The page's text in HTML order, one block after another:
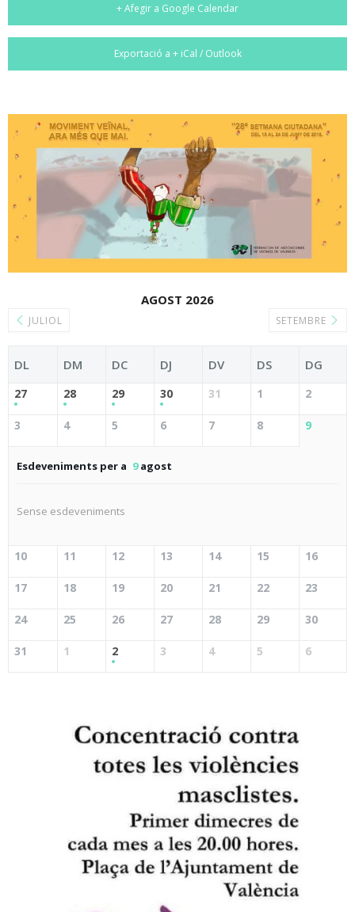
+ Afegir a Google Calendar
Exportació a + iCal / Outlook
JULIOL
AGOST 2026
SETEMBRE
DL DM DC DJ DV DS DG
27 28 29 30 31 1 2
3 4 5 6 7 8 9
Esdeveniments per a 9agost
Sense esdeveniments
10 11 12 13 14 15 16
17 18 19 20 21 22 23
24 25 26 27 28 29 30
31 1 2 3 4 5 6